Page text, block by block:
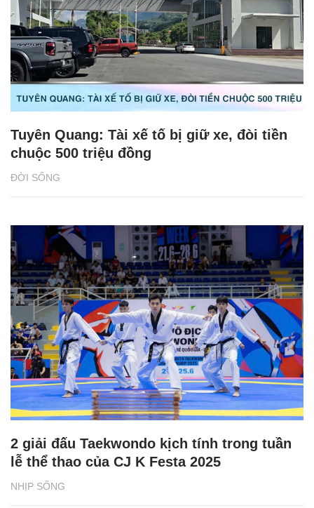
ĐỜI SỐNG
Tuyên Quang: Tài xế tố bị giữ xe, đòi tiền
chuộc 500 triệu đồng
NHỊP SỐNG
2 giải đấu Taekwondo kịch tính trong tuần
lễ thể thao của CJ K Festa 2025